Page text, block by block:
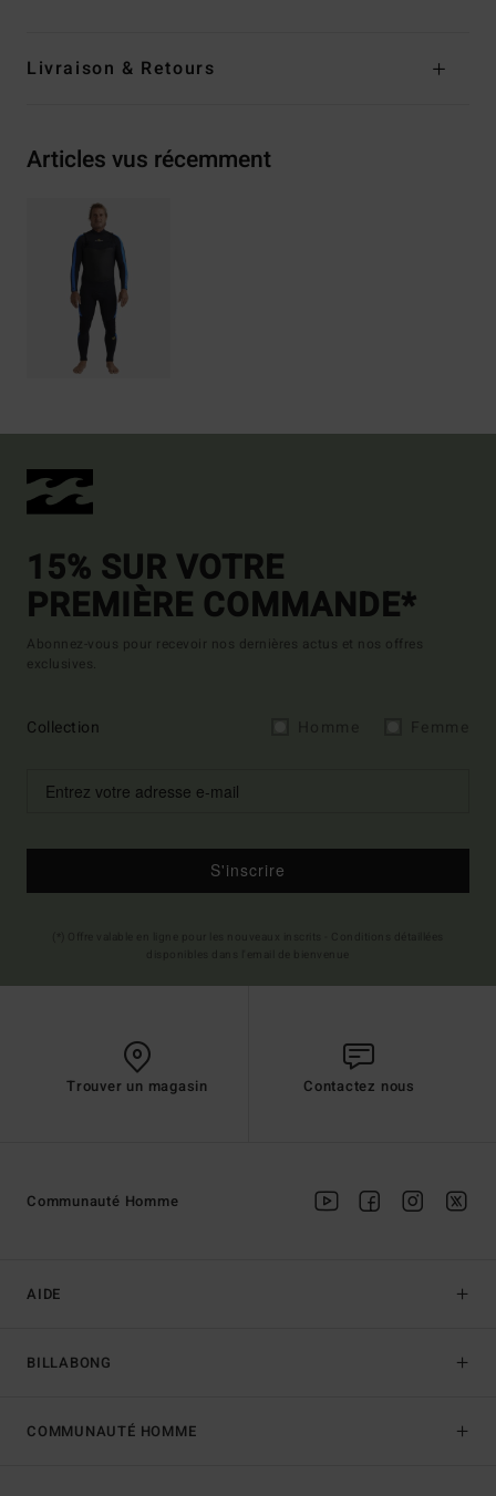
Livraison & Retours
Articles vus récemment
15% SUR VOTRE
PREMIÈRE COMMANDE*
Abonnez-vous pour recevoir nos dernières actus et nos offres
exclusives.
Collection
S'inscrire
Trouver un magasin Contactez nous
AIDE
BILLABONG
Communauté Homme
COMMUNAUTÉ HOMME